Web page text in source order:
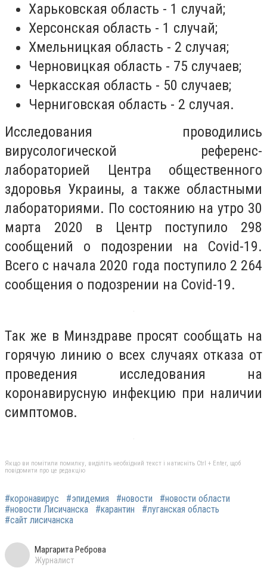
Харьковская область - 1 случай;
Херсонская область - 1 случай;
Хмельницкая область - 2 случая;
Черновицкая область - 75 случаев;
Черкасская область - 50 случаев;
Черниговская область - 2 случая.
Исследования проводились
вирусологической референс-
лабораторией Центра общественного
здоровья Украины, а также областными
лабораториями. По состоянию на утро 30
марта 2020 в Центр поступило 298
сообщений о подозрении на Сovid-19.
Всего с начала 2020 года поступило 2 264
сообщения о подозрении на Сovid-19.
Так же в Минздраве просят сообщать на
горячую линию о всех случаях отказа от
проведения исследования на
коронавирусную инфекцию при наличии
симптомов.
Якщо ви помітили помилку, виділіть необхідний текст і натисніть Ctrl + Enter, щоб
повідомити про це редакцію
#коронавирус #эпидемия #новости
#новости области
#новости Лисичанска
#карантин
#луганская область
#сайт лисичанска
Маргарита Реброва
Журналист